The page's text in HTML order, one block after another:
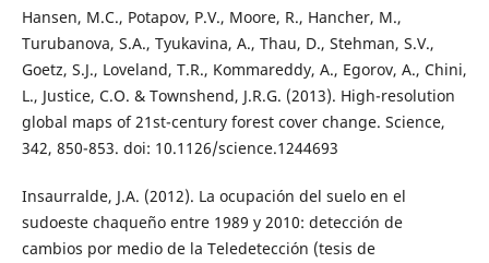
Hansen, M.C., Potapov, P.V., Moore, R., Hancher, M.,
Turubanova, S.A., Tyukavina, A., Thau, D., Stehman, S.V.,
Goetz, S.J., Loveland, T.R., Kommareddy, A., Egorov, A., Chini,
L., Justice, C.O. & Townshend, J.R.G. (2013). High-resolution
global maps of 21st-century forest cover change. Science,
342, 850-853. doi: 10.1126/science.1244693
Insaurralde, J.A. (2012). La ocupación del suelo en el
sudoeste chaqueño entre 1989 y 2010: detección de
cambios por medio de la Teledetección (tesis de